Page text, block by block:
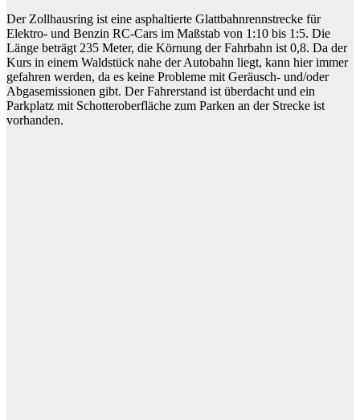
Der Zollhausring ist eine asphaltierte Glattbahnrennstrecke für
Elektro- und Benzin RC-Cars im Maßstab von 1:10 bis 1:5. Die
Länge beträgt 235 Meter, die Körnung der Fahrbahn ist 0,8. Da der
Kurs in einem Waldstück nahe der Autobahn liegt, kann hier immer
gefahren werden, da es keine Probleme mit Geräusch- und/oder
Abgasemissionen gibt. Der Fahrerstand ist überdacht und ein
Parkplatz mit Schotteroberfläche zum Parken an der Strecke ist
vorhanden.